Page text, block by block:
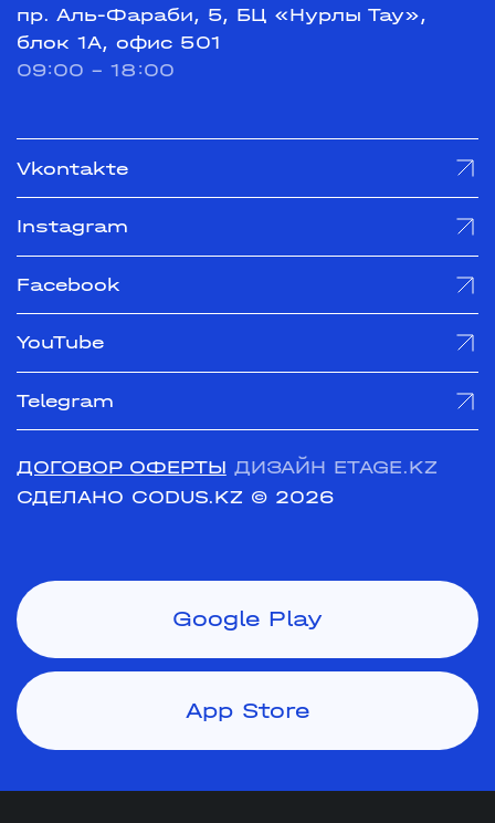
пр. Аль-Фараби, 5, БЦ «Нурлы Тау»,
блок 1А, офис 501
09:00 - 18:00
Vkontakte
Instagram
Facebook
YouTube
Telegram
ДОГОВОР ОФЕРТЫ ДИЗАЙН ETAGE.KZ
СДЕЛАНО CODUS.KZ © 2026
Google Play
App Store